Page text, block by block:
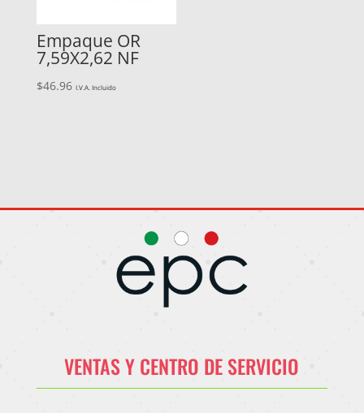
Empaque OR
7,59X2,62 NF
$46.96 I.V.A. Incluido
VENTAS Y CENTRO DE SERVICIO